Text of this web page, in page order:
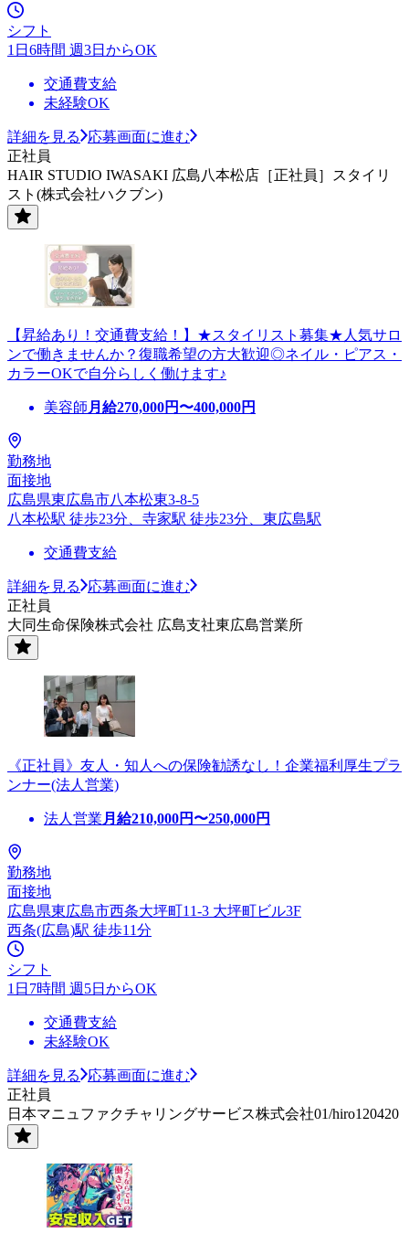
シフト
1日6時間 週3日からOK
交通費支給
未経験OK
詳細を見る
応募画面に進む
正社員
HAIR STUDIO IWASAKI 広島八本松店［正社員］スタイリ
スト(株式会社ハクブン)
【昇給あり！交通費支給！】★スタイリスト募集★人気サロ
ンで働きませんか？復職希望の方大歓迎◎ネイル・ピアス・
カラーOKで自分らしく働けます♪
美容師 月給270,000円〜400,000円
勤務地
面接地
広島県東広島市八本松東3-8-5
八本松駅 徒歩23分、寺家駅 徒歩23分、東広島駅
交通費支給
詳細を見る
応募画面に進む
正社員
大同生命保険株式会社 広島支社東広島営業所
《正社員》友人・知人への保険勧誘なし！企業福利厚生プラ
ンナー(法人営業)
法人営業 月給210,000円〜250,000円
勤務地
面接地
広島県東広島市西条大坪町11-3 大坪町ビル3F
西条(広島)駅 徒歩11分
シフト
1日7時間 週5日からOK
交通費支給
未経験OK
詳細を見る
応募画面に進む
正社員
日本マニュファクチャリングサービス株式会社01/hiro120420